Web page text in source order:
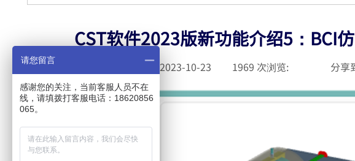
CST软件2023版新功能介绍5：BCI
2023-10-23 1969 次浏览: 分享
请您留言
感谢您的关注，当前客服人员不在
线，请填拨打客服电话：18620856
065。